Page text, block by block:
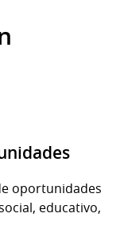
oportunidades
educativo,